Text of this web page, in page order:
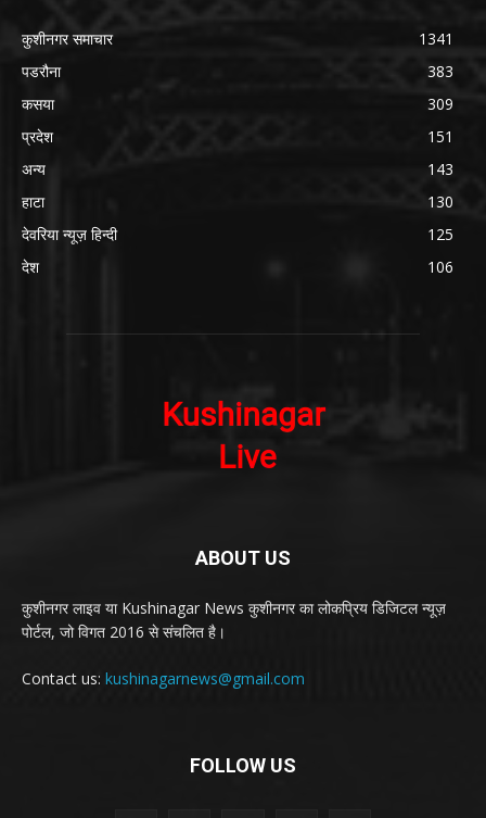
कुशीनगर समाचार
1341
पडरौना
383
कसया
309
प्रदेश
151
अन्य
143
हाटा
130
देवरिया न्यूज़ हिन्दी
125
देश
106
ABOUT US
कुशीनगर लाइव या Kushinagar News कुशीनगर का लोकप्रिय डिजिटल न्यूज़
पोर्टल, जो विगत 2016 से संचलित है।
Contact us: kushinagarnews@gmail.com
FOLLOW US